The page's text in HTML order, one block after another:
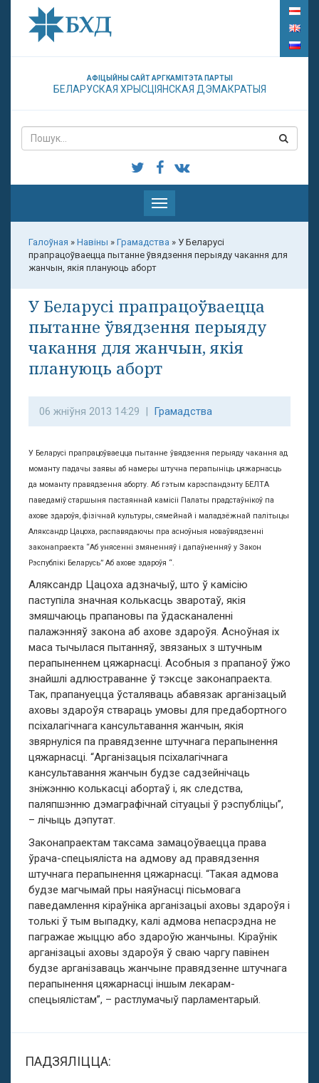
АФІЦЫЙНЫ САЙТ АРГКАМІТЭТА ПАРТЫІ
БЕЛАРУСКАЯ ХРЫСЦІЯНСКАЯ ДЭМАКРАТЫЯ
Паказаць
меню
Галоўная » Навіны » Грамадства » У Беларусі
прапрацоўваецца пытанне ўвядзення перыяду чакання для
жанчын, якія плануюць аборт
У Беларусі прапрацоўваецца
пытанне ўвядзення перыяду
чакання для жанчын, якія
плануюць аборт
06 жніўня 2013 14:29 | Грамадства
У Беларусі прапрацоўваецца пытанне ўвядзення перыяду чакання ад
моманту падачы заявы аб намеры штучна перапыніць цяжарнасць
да моманту правядзення аборту. Аб гэтым карэспандэнту БЕЛТА
паведаміў старшыня пастаяннай камісіі Палаты прадстаўнікоў па
ахове здароўя, фізічнай культуры, сямейнай і маладзёжнай палітыцы
Аляксандр Цацоха, распавядаючы пра асноўныя новаўвядзенні
законапраекта “Аб унясенні змяненняў і дапаўненняў у Закон
Рэспублікі Беларусь” Аб ахове здароўя “.
Аляксандр Цацоха адзначыў, што ў камісію
паступіла значная колькасць зваротаў, якія
змяшчаюць прапановы па ўдасканаленні
палажэнняў закона аб ахове здароўя. Асноўная іх
маса тычылася пытанняў, звязаных з штучным
перапыненнем цяжарнасці. Асобныя з прапаноў ўжо
знайшлі адлюстраванне ў тэксце законапраекта.
Так, прапануецца ўсталяваць абавязак арганізацый
аховы здароўя ствараць умовы для предабортного
псіхалагічнага кансультавання жанчын, якія
звярнуліся па правядзенне штучнага перапынення
цяжарнасці. “Арганізацыя псіхалагічнага
кансультавання жанчын будзе садзейнічаць
зніжэнню колькасці абортаў і, як следства,
паляпшэнню дэмаграфічнай сітуацыі ў рэспубліцы”,
– лічыць дэпутат.
Законапраектам таксама замацоўваецца права
ўрача-спецыяліста на адмову ад правядзення
штучнага перапынення цяжарнасці. “Такая адмова
будзе магчымай пры наяўнасці пісьмовага
паведамлення кіраўніка арганізацыі аховы здароўя і
толькі ў тым выпадку, калі адмова непасрэдна не
пагражае жыццю або здароўю жанчыны. Кіраўнік
арганізацыі аховы здароўя ў сваю чаргу павінен
будзе арганізаваць жанчыне правядзенне штучнага
перапынення цяжарнасці іншым лекарам-
спецыялістам”, – растлумачыў парламентарый.
ПАДЗЯЛІЦЦА: